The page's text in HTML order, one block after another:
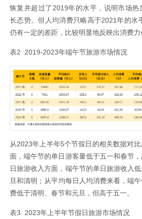
恢复并超过了2019年的水平，说明市场
长态势。但人均消费只略高于2021年的水
仍有一定的差距，比较明显地反映出消费力
表2 2019-2023年端午节旅游市场情况
从2023年上半年5个节假日的相关数据对
面，端午节的单日游客量低于五一和春节
日旅游收入方面，端午节的单日旅游收入
旦和清明；从平均每日人均消费来看，端
费低于清明、春节和元旦，但高于五一。
表3 2023年上半年节假日旅游市场情况